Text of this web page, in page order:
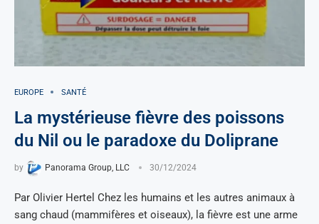
EUROPE SANTÉ
La mystérieuse fièvre des poissons
du Nil ou le paradoxe du Doliprane
by Panorama Group, LLC 30/12/2024
Par Olivier Hertel Chez les humains et les autres animaux à
sang chaud (mammifères et oiseaux), la fièvre est une arme